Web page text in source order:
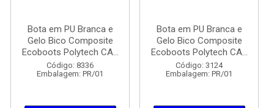
Bota em PU Branca e
Gelo Bico Composite
Ecoboots Polytech CA...
Código: 8336
Embalagem: PR/01
Bota em PU Branca e
Gelo Bico Composite
Ecoboots Polytech CA...
Código: 3124
Embalagem: PR/01